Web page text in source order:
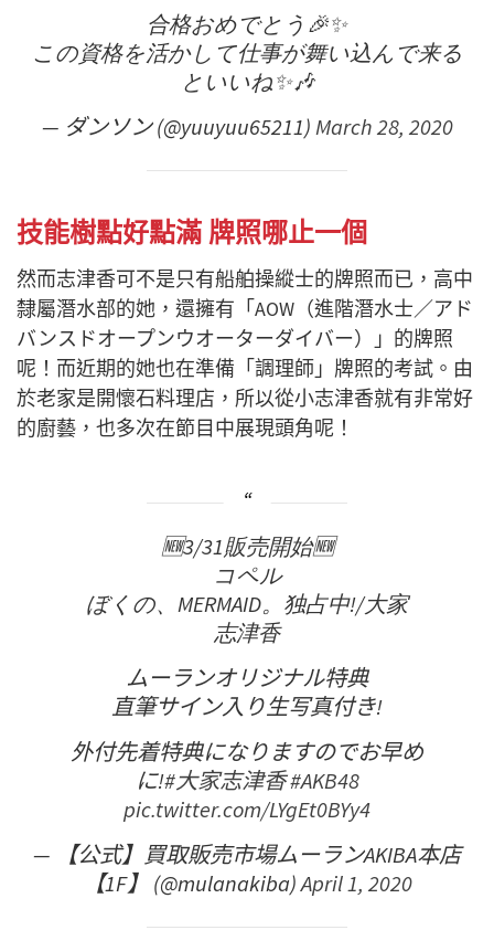
合格おめでとう🎉✨
この資格を活かして仕事が舞い込んで来る
といいね✨🎶
— ダンソン (@yuuyuu65211)March 28, 2020
技能樹點好點滿 牌照哪止一個
然而志津香可不是只有船舶操縱士的牌照而已，高中
隸屬潛水部的她，還擁有「AOW（進階潛水士／アド
バンスドオープンウオーターダイバー）」的牌照
呢！而近期的她也在準備「調理師」牌照的考試。由
於老家是開懷石料理店，所以從小志津香就有非常好
的廚藝，也多次在節目中展現頭角呢！
🆕3/31販売開始🆕
コペル
ぼくの、MERMAID。独占中!/大家
志津香
ムーランオリジナル特典
直筆サイン入り生写真付き!
外付先着特典になりますのでお早め
に!#大家志津香#AKB48
pic.twitter.com/LYgEt0BYy4
— 【公式】買取販売市場ムーランAKIBA本店
【1F】 (@mulanakiba)April 1, 2020